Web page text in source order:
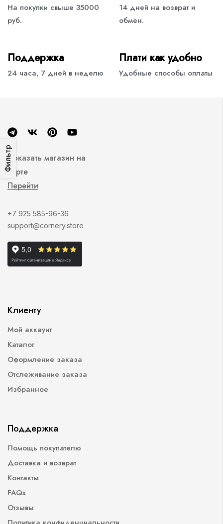
Фильтр
На покупки свыше 35000
руб.
14 дней на возврат и
обмен.
Поддержка
24 часа, 7 дней в неделю
Плати как удобно
Удобные способы оплаты
Показать магазин на
карте
Перейти
+7 925 585-96-36
support@cornery.store
Клиенту
Мой аккаунт
Каталог
Оформление заказа
Отслеживание заказа
Избранное
Поддержка
Помощь покупателю
Доставка и возврат
Контакты
FAQs
Отзывы